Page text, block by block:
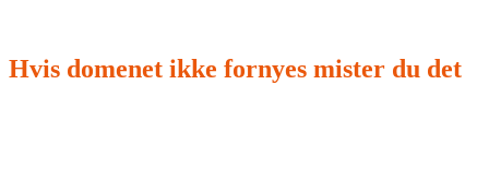
Hvis domenet ikke fornyes mister du det